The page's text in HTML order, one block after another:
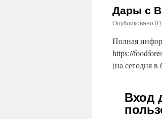
Дары с
Опубликовано
Полная
https://
(на сегодня в
Вход